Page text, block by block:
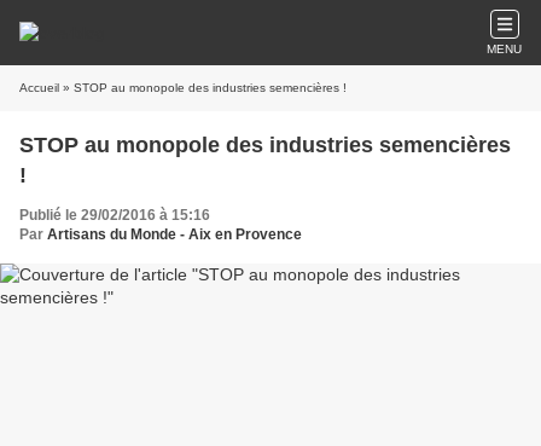
MENU
Accueil » STOP au monopole des industries semencières !
STOP au monopole des industries semencières
!
Publié le 29/02/2016 à 15:16
Par Artisans du Monde - Aix en Provence